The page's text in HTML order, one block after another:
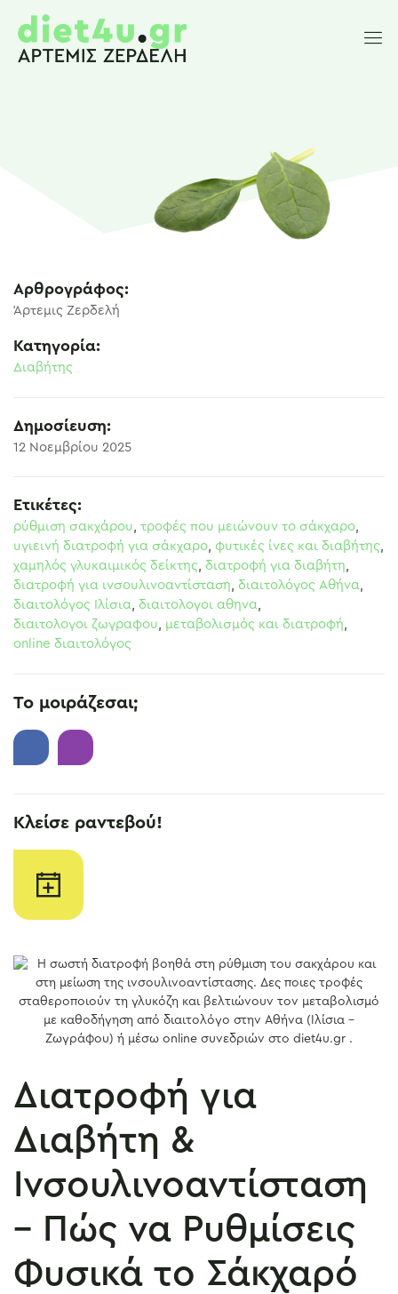
Αρθρογράφος:
Άρτεμις Ζερδελή
Κατηγορία:
Διαβήτης
Δημοσίευση:
12 Νοεμβρίου 2025
Ετικέτες:
ρύθμιση σακχάρου, τροφές που μειώνουν το σάκχαρο,
υγιεινή διατροφή για σάκχαρο, φυτικές ίνες και διαβήτης,
χαμηλός γλυκαιμικός δείκτης, διατροφή για διαβήτη,
διατροφή για ινσουλινοαντίσταση, διαιτολόγος Αθήνα,
διαιτολόγος Ιλίσια, διαιτολογοι αθηνα,
διαιτολογοι ζωγραφου, μεταβολισμός και διατροφή,
online διαιτολόγος
Το μοιράζεσαι;
Κλείσε ραντεβού!
Διατροφή για
Διαβήτη &
Ινσουλινοαντίσταση
– Πώς να Ρυθμίσεις
Φυσικά το Σάκχαρό